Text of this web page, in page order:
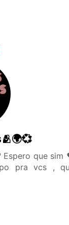
Espero que sim
pra vcs ,